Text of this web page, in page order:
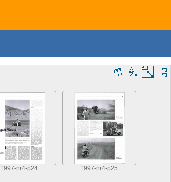
1997-nr4-p24 1997-nr4-p25